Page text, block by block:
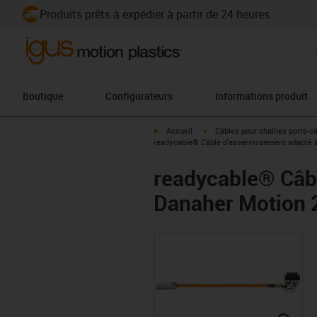
Produits prêts à expédier à partir de 24 heures
Boutique Configurateurs Informations produit
igus-icon-arrow-right
Accueil igus-icon-arrow-right
Câbles pour chaînes porte-
readycable® Câble d'asservissement adapté
readycable®
Danaher Motion